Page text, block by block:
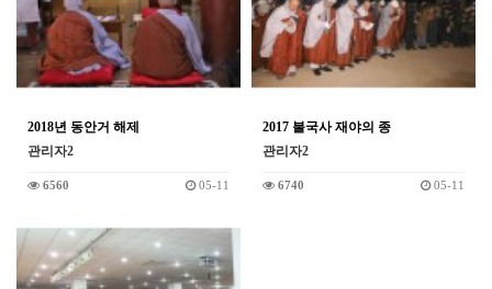
2018년 동안거 해제
관리자2
6560 05-11
2017 불국사 재야의 종
관리자2
6740 05-11